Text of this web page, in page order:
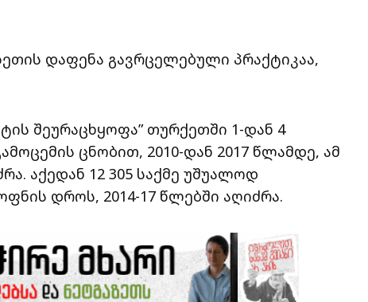
დაფენა გავრცელებული პრაქტიკაა,
შეურაცხყოფა” თურქეთში 1-დან 4
ცნობით, 2010-დან 2017 წლამდე, ამ
აქედან 12 305 საქმე უშუალოდ
დროს, 2014-17 წლებში აღიძრა.